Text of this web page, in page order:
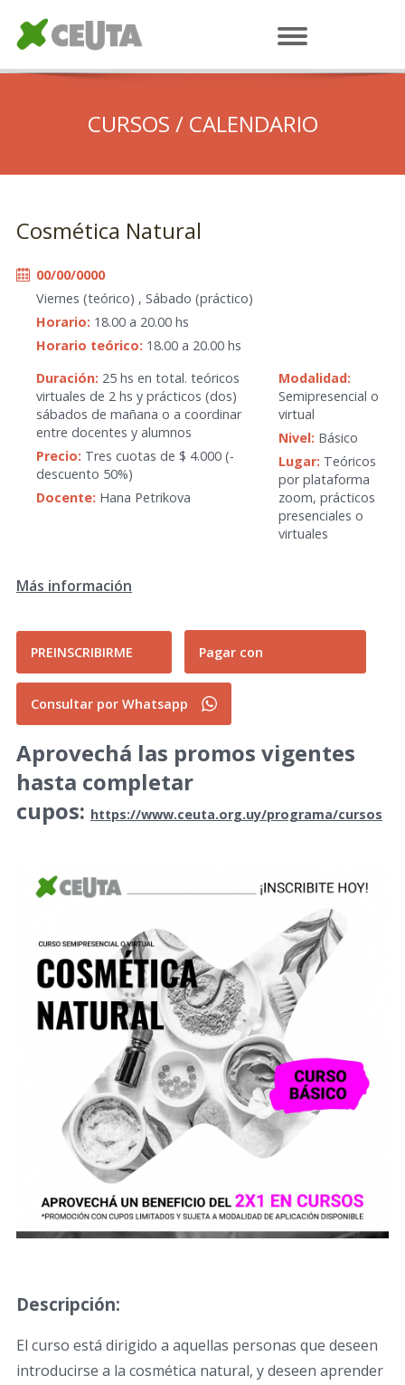
CURSOS / CALENDARIO
Cosmética Natural
00/00/0000
Viernes (teórico) , Sábado (práctico)
Horario: 18.00 a 20.00 hs
Horario teórico: 18.00 a 20.00 hs
Duración: 25 hs en total. teóricos
virtuales de 2 hs y prácticos (dos)
sábados de mañana o a coordinar
entre docentes y alumnos
Precio: Tres cuotas de $ 4.000 (-
descuento 50%)
Docente: Hana Petrikova
Modalidad:
Semipresencial o
virtual
Nivel: Básico
Lugar: Teóricos
por plataforma
zoom, prácticos
presenciales o
virtuales
Más información
PREINSCRIBIRME Pagar con
Consultar por Whatsapp
Aprovechá las promos vigentes
hasta completar
cupos: https://www.ceuta.org.uy/programa/cursos
Descripción:
El curso está dirigido a aquellas personas que deseen
introducirse a la cosmética natural, y deseen aprender